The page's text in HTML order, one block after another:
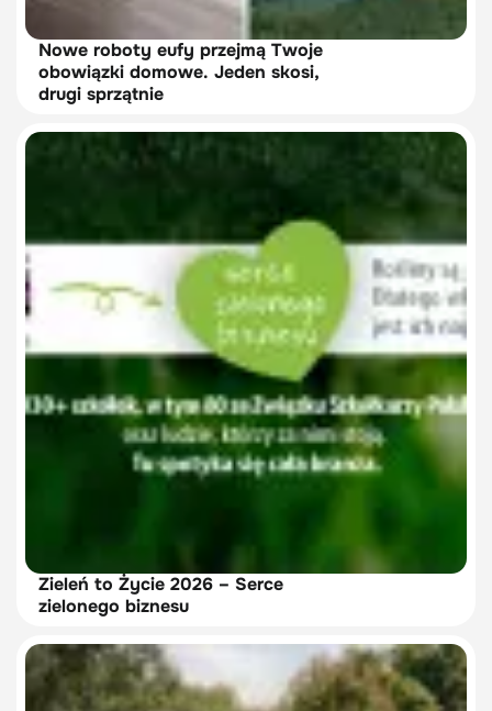
Nowe roboty eufy przejmą Twoje
obowiązki domowe. Jeden skosi,
drugi sprzątnie
Zieleń to Życie 2026 – Serce
zielonego biznesu